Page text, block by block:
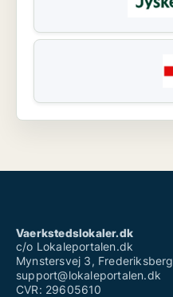
Vaerkstedslokaler.dk
c/o Lokaleportalen.dk
Mynstersvej 3, Frederiksberg
support@lokaleportalen.dk
CVR: 29605610